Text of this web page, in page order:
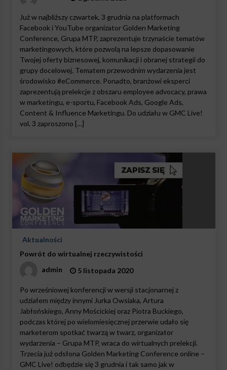
Już w najbliższy czwartek, 3 grudnia na platformach
Facebook i YouTube organizator Golden Marketing
Conference, Grupa MTP, zaprezentuje trzynaście tematów
marketingowych, które pozwolą na lepsze dopasowanie
Twojej oferty biznesowej, komunikacji i obranej strategii do
grupy docelowej. Tematem przewodnim wydarzenia jest
środowisko #eCommerce. Ponadto, branżowi eksperci
zaprezentują prelekcje z obszaru employee advocacy, prawa
w marketingu, e-sportu, Facebook Ads, Google Ads,
Content & Influence Marketingu. Do udziału w GMC Live!
vol. 3 zaproszono […]
Aktualności
Powrót do wirtualnej rzeczywistości
admin
5 listopada 2020
Po wrześniowej konferencji w wersji stacjonarnej z
udziałem między innymi Jurka Owsiaka, Artura
Jabłońskiego, Anny Mościckiej oraz Piotra Buckiego,
podczas której po wielomiesięcznej przerwie udało się
marketerom spotkać twarzą w twarz, organizator
wydarzenia – Grupa MTP, wraca do wirtualnych prelekcji.
Trzecia już odsłona Golden Marketing Conference online –
GMC Live! odbędzie się 3 grudnia i tak samo jak w